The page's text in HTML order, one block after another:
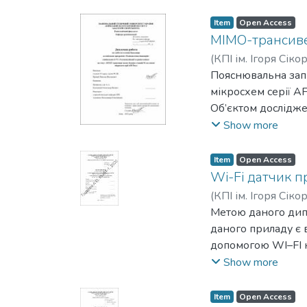
сферах, де
обрана через свою
Для вимірювання
який сигнал
між радаром і
передачі сигналу
переміщення
перетворюється в
виміряну
Item Open Access
MIMO-
(КПІ ім. Ігоря
Пояснювальна
мікросхем серії
Об’єктом
Предметом
Розроблено
мікросхеми
відповідні блок-
Show more
Item Open Access
Wi-Fi датчик
(КПІ ім. Ігоря
Метою даного
даного приладу є
допомогою WI–FI
недоліки було
призначений для
Show more
Item Open Access